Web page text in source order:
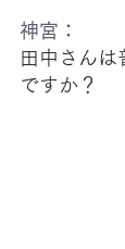
神宮：
田中さんは
ですか？